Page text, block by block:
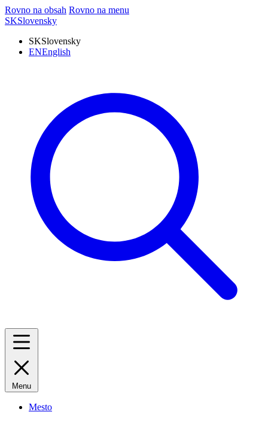
Rovno na obsah Rovno na menu
SKSlovensky
SKSlovensky
ENEnglish
Menu
Mesto